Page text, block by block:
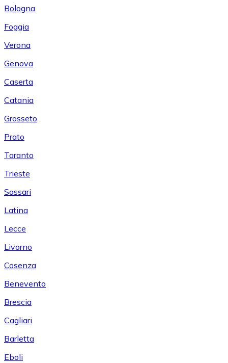
Bologna
Foggia
Verona
Genova
Caserta
Catania
Grosseto
Prato
Taranto
Trieste
Sassari
Latina
Lecce
Livorno
Cosenza
Benevento
Brescia
Cagliari
Barletta
Eboli